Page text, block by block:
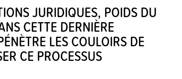
fatigue.
JURIDIQUES, POIDS DU
CETTE DERNIÈRE
LES COULOIRS DE
CE PROCESSUS